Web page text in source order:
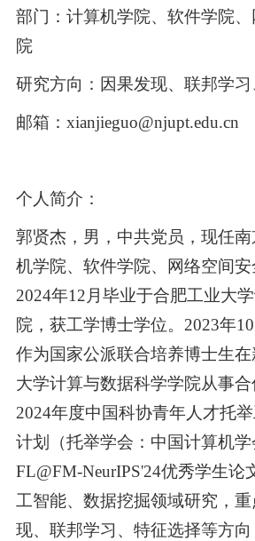
部门：计算机学院、软件学院
院
研究方向：因果发现、联邦学
邮箱： xianjieguo@njupt.edu.cn
个人简介：
郭贤杰，男，中共党员，现任
机学院、软件学院、网络空间安
2024年12 月毕业于合肥工业大
院，获工学博士学位。 2023年10
作为国家公派联合培养博士生
大学计算与数据科学学院从事
2024年度中国科协青年人才托
计划（托举学会：中国计算机
FL@FM-NeurIPS'24优秀学生论
工智能、数据挖掘领域研究，
现、联邦学习、特征选择等方向